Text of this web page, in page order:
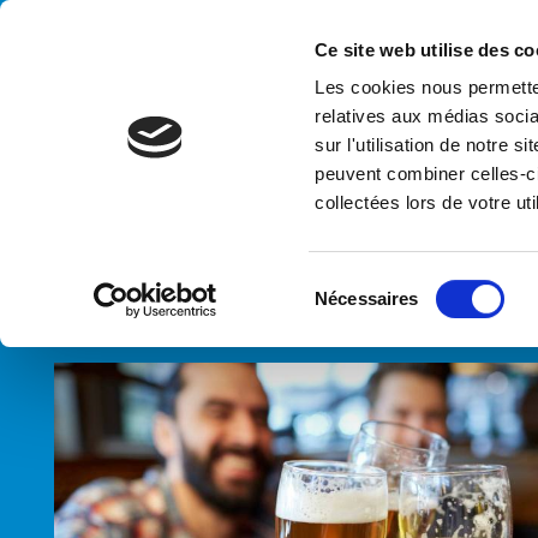
Ce site web utilise des
Les cookies nous
relatives aux médias
sur l'utilisation de notre
peuvent combiner celles-
collectées lors de votre
é
e
c
i
o
n
Nécessaires